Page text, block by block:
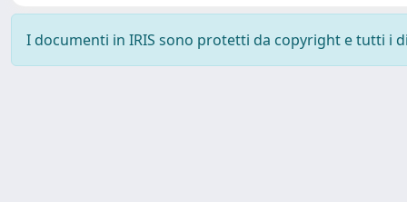
I documenti in IRIS sono protetti da copyright e tutti i